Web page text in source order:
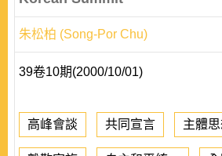
朱松柏 (Song-Por Chu)
39卷10期(2000/10/01)
高峰會談 共同宣言 主體